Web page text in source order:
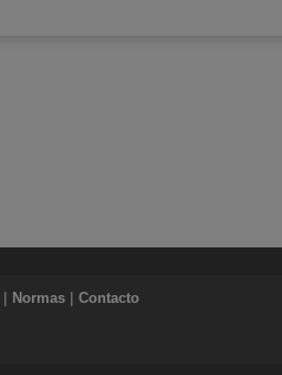
| Normas | Contacto